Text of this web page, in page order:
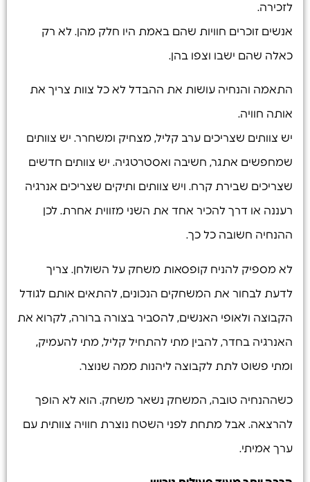
לזכירה.
אנשים זוכרים חוויות שהם באמת היו חלק מהן. לא רק
כאלה שהם ישבו וצפו בהן.
התאמה והנחיה עושות את ההבדל לא כל צוות צריך את
אותה חוויה.
יש צוותים שצריכים ערב קליל, מצחיק ומשחרר. יש צוותים
שמחפשים אתגר, חשיבה ואסטרטגיה. יש צוותים חדשים
שצריכים שבירת קרח. ויש צוותים ותיקים שצריכים אנרגיה
רעננה או דרך להכיר אחד את השני מזווית אחרת. לכן
ההנחיה חשובה כל כך.
לא מספיק להניח קופסאות משחק על השולחן. צריך
לדעת לבחור את המשחקים הנכונים, להתאים אותם לגודל
הקבוצה ולאופי האנשים, להסביר בצורה ברורה, לקרוא את
האנרגיה בחדר, להבין מתי להתחיל קליל, מתי להעמיק,
ומתי פשוט לתת לקבוצה ליהנות ממה שנוצר.
כשההנחיה טובה, המשחק נשאר משחק. הוא לא הופך
להרצאה. אבל מתחת לפני השטח נוצרת חוויה צוותית עם
ערך אמיתי.